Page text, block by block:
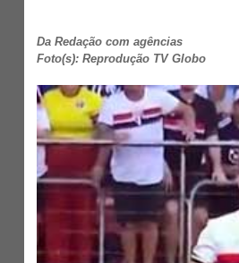
Da Redação com agências
Foto(s): Reprodução TV Globo